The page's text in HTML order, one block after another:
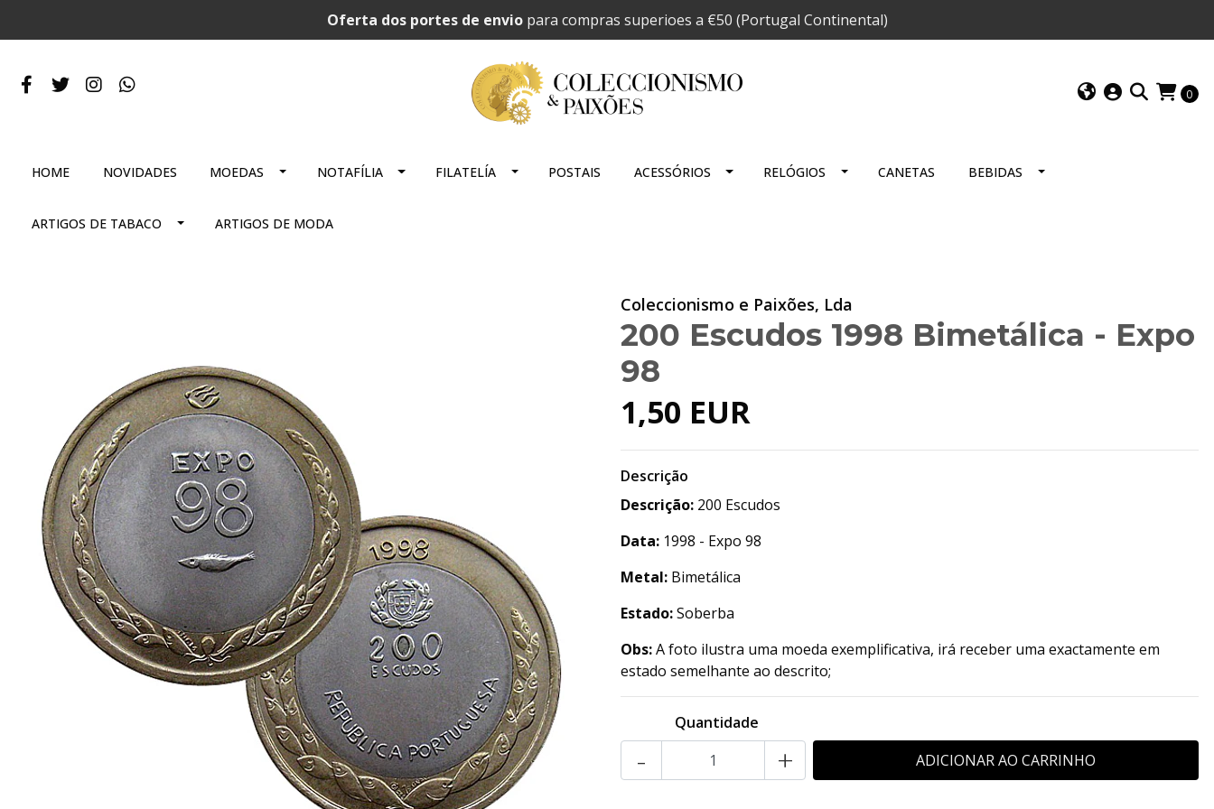
Oferta dos portes de enviopara compras superioes a €50 (Portugal Continental)
0
HOME NOVIDADES MOEDAS NOTAFÍLIA FILATELÍA POSTAIS ACESSÓRIOS RELÓGIOS CANETAS BEBIDAS
ARTIGOS DE TABACO ARTIGOS DE MODA
Coleccionismo e Paixões, Lda
200 Escudos 1998 Bimetálica - Expo
98
1,50 EUR
Descrição
Descrição: 200 Escudos
Data: 1998 - Expo 98
Metal: Bimetálica
Estado:Soberba
Obs:A foto ilustra uma moeda exemplificativa, irá receber uma exactamente em
estado semelhante ao descrito;
Quantidade
- +